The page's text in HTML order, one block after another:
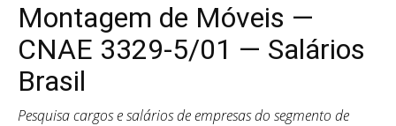
Montagem de Móveis —
CNAE 3329-5/01 — Salários
Brasil
Pesquisa cargos e salários de empresas do segmento de